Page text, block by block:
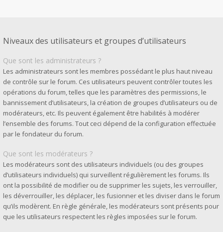
Niveaux des utilisateurs et groupes d’utilisateurs
Que sont les administrateurs ?
Les administrateurs sont les membres possédant le plus haut niveau
de contrôle sur le forum. Ces utilisateurs peuvent contrôler toutes les
opérations du forum, telles que les paramètres des permissions, le
bannissement d’utilisateurs, la création de groupes d’utilisateurs ou de
modérateurs, etc. Ils peuvent également être habilités à modérer
l’ensemble des forums. Tout ceci dépend de la configuration effectuée
par le fondateur du forum.
Que sont les modérateurs ?
Les modérateurs sont des utilisateurs individuels (ou des groupes
d’utilisateurs individuels) qui surveillent régulièrement les forums. Ils
ont la possibilité de modifier ou de supprimer les sujets, les verrouiller,
les déverrouiller, les déplacer, les fusionner et les diviser dans le forum
qu’ils modèrent. En règle générale, les modérateurs sont présents pour
que les utilisateurs respectent les règles imposées sur le forum.